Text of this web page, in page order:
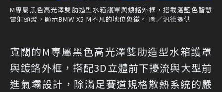
M專屬黑色高光澤雙肋造型水箱護罩與鍍鉻外框，搭載湛藍色智慧
雷射頭燈，顯示BMW X5 M不凡的地位象徵。 圖／汎德提供
寬闊的M專屬黑色高光澤雙肋造型水箱護罩
與鍍鉻外框，搭配3D立體前下擾流與大型前
進氣壩設計，除滿足賽道規格散熱系統的嚴